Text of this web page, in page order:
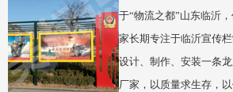
于“物流之都”山东临沂
家长期专注于临沂宣传
设计、制作、安装一条
厂家，以质量求生存，